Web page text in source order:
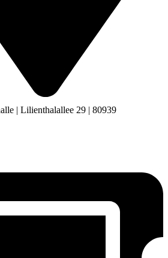
| Lilienthalallee 29 | 80939